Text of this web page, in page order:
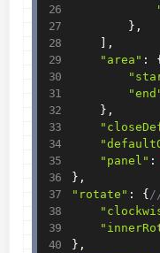
} ,
,
"area" : {
} ,
"panel" :
} ,
"rotate" : {
} ,